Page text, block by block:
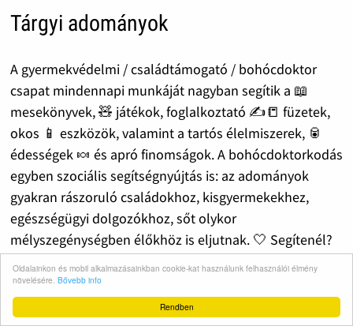
Rendben
Oldalainkon és mobil alkalmazásainkban cookie-kat használunk felhasználói élmény
növelésére. Bővebb info
Tárgyi adományok
A gyermekvédelmi / családtámogató / bohócdoktor
csapat mindennapi munkáját nagyban segítik a 📖
mesekönyvek, 🧸 játékok, foglalkoztató ✍️📒 füzetek,
okos 📱 eszközök, valamint a tartós élelmiszerek, 🥫
édességek 🍬 és apró finomságok. A bohócdoktorkodás
egyben szociális segítségnyújtás is: az adományok
gyakran rászoruló családokhoz, kisgyermekekhez,
egészségügyi dolgozókhoz, sőt olykor
mélyszegénységben élőkhöz is eljutnak. 🤍 Segítenél?
Írj nekünk!